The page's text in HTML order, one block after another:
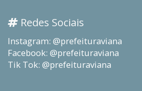
Redes Sociais
Instagram: @prefeituraviana
Facebook: @prefeituraviana
Tik Tok: @prefeituraviana